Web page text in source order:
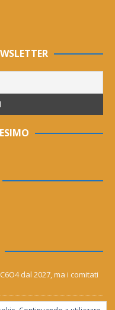
dal 2027, ma i comitati
e Leoncelli ne